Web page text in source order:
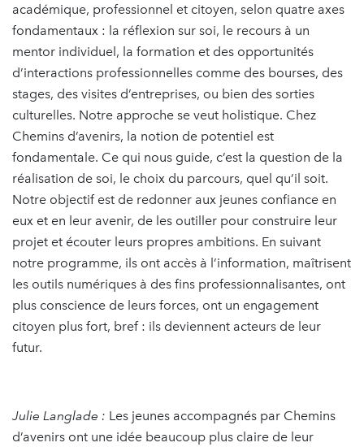
académique, professionnel et citoyen, selon quatre axes
fondamentaux : la réflexion sur soi, le recours à un
mentor individuel, la formation et des opportunités
d’interactions professionnelles comme des bourses, des
stages, des visites d’entreprises, ou bien des sorties
culturelles. Notre approche se veut holistique. Chez
Chemins d’avenirs, la notion de potentiel est
fondamentale. Ce qui nous guide, c’est la question de la
réalisation de soi, le choix du parcours, quel qu’il soit.
Notre objectif est de redonner aux jeunes confiance en
eux et en leur avenir, de les outiller pour construire leur
projet et écouter leurs propres ambitions. En suivant
notre programme, ils ont accès à l’information, maîtrisent
les outils numériques à des fins professionnalisantes, ont
plus conscience de leurs forces, ont un engagement
citoyen plus fort, bref : ils deviennent acteurs de leur
futur.
Julie Langlade : Les jeunes accompagnés par Chemins
d’avenirs ont une idée beaucoup plus claire de leur